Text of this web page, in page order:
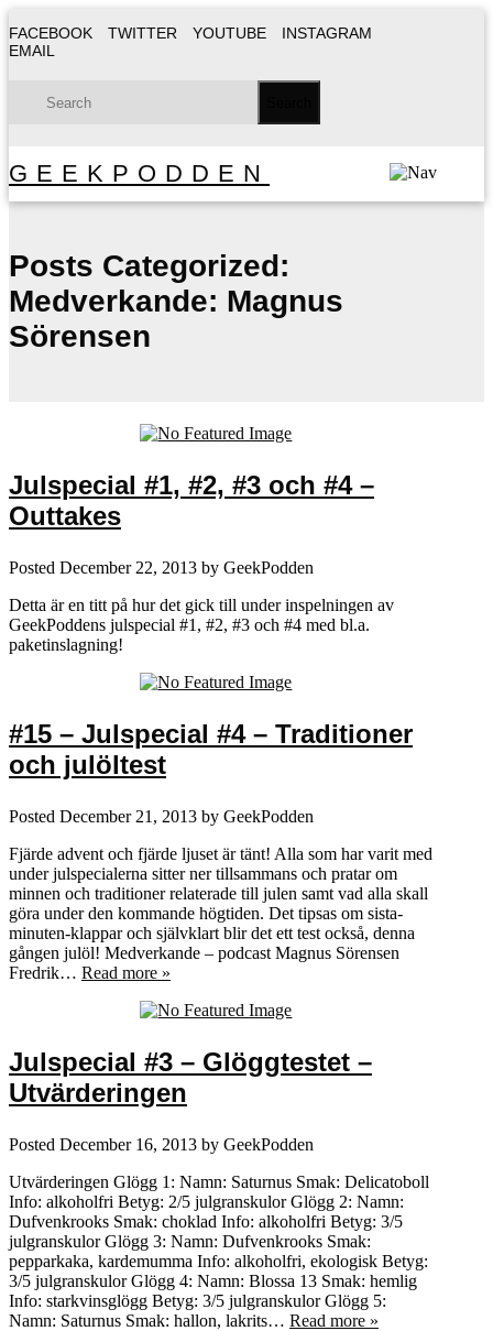
FACEBOOK TWITTER YOUTUBE
INSTAGRAM
EMAIL
GEEKPODDEN
Posts Categorized:
Medverkande: Magnus
Sörensen
Julspecial #1, #2, #3 och #4 –
Outtakes
Posted December 22, 2013 by GeekPodden
Detta är en titt på hur det gick till under inspelningen av
GeekPoddens julspecial #1, #2, #3 och #4 med bl.a.
paketinslagning!
#15 – Julspecial #4 – Traditioner
och julöltest
Posted December 21, 2013 by GeekPodden
Fjärde advent och fjärde ljuset är tänt! Alla som har varit med
under julspecialerna sitter ner tillsammans och pratar om
minnen och traditioner relaterade till julen samt vad alla skall
göra under den kommande högtiden. Det tipsas om sista-
minuten-klappar och självklart blir det ett test också, denna
gången julöl! Medverkande – podcast Magnus Sörensen
Fredrik… Read more »
Julspecial #3 – Glöggtestet –
Utvärderingen
Posted December 16, 2013 by GeekPodden
Utvärderingen Glögg 1: Namn: Saturnus Smak: Delicatoboll
Info: alkoholfri Betyg: 2/5 julgranskulor Glögg 2: Namn:
Dufvenkrooks Smak: choklad Info: alkoholfri Betyg: 3/5
julgranskulor Glögg 3: Namn: Dufvenkrooks Smak:
pepparkaka, kardemumma Info: alkoholfri, ekologisk Betyg:
3/5 julgranskulor Glögg 4: Namn: Blossa 13 Smak: hemlig
Info: starkvinsglögg Betyg: 3/5 julgranskulor Glögg 5:
Namn: Saturnus Smak: hallon, lakrits… Read more »